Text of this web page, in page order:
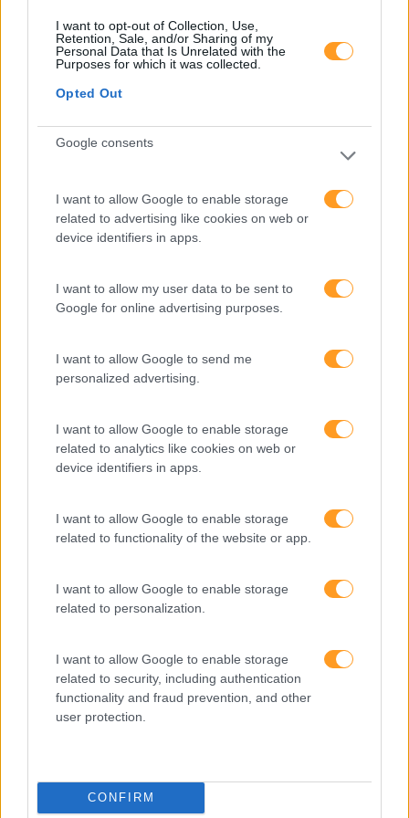
I want to opt-out of Collection, Use,
Retention, Sale, and/or Sharing of my
Personal Data that Is Unrelated with the
Purposes for which it was collected.
Opted Out
Google consents
I want to allow Google to enable storage
related to advertising like cookies on web or
device identifiers in apps.
I want to allow my user data to be sent to
Google for online advertising purposes.
I want to allow Google to send me
personalized advertising.
I want to allow Google to enable storage
related to analytics like cookies on web or
device identifiers in apps.
I want to allow Google to enable storage
related to functionality of the website or app.
I want to allow Google to enable storage
related to personalization.
I want to allow Google to enable storage
related to security, including authentication
functionality and fraud prevention, and other
user protection.
CONFIRM
produtividade
O futuro dos líderes é
dados e os dados
exigem pensamento
crítico
Fazer perguntas tira-nos
do piloto automático
“Formação em IA para
SKOLAE Formação, fala
sobre a Academia de
Formações ajustadas
ao seu negócio
FORMAÇÕES À